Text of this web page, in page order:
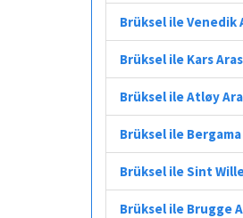
Brüksel ile Venedik
Brüksel ile Kars
Brüksel ile Atløy
Brüksel ile
Brüksel ile Sint
Brüksel ile Brugge